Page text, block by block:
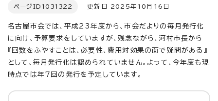
ページID 1031322 更新日 2025年10月16日
名古屋市会では、平成23年度から、市会だよりの毎月発行化
に向け、予算要求をしていますが、残念ながら、河村市長から
『回数をふやすことは、必要性、費用対効果の面で疑問がある』
として、毎月発行化は認められていません。よって、今年度も現
時点では年7回の発行を予定しています。